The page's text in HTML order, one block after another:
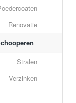
Renovatie
Stralen
Verzinken